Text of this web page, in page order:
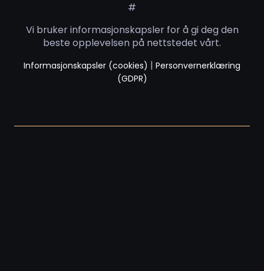
#
Vi bruker informasjonskapsler for å gi deg den
beste opplevelsen på nettstedet vårt.
Informasjonskapsler (cookies) | Personvernerklæring
(GDPR)